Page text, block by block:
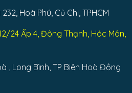
Hoà Phú, Củ Chi, TPHCM
24 Ấp 4, Đông Thạnh, Hóc Môn,
, Long Bình, TP Biên Hoà Đồng